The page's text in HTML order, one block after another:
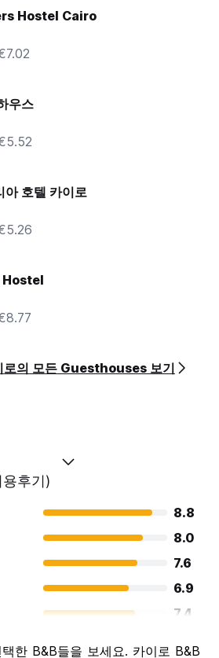
Hostel Cairo
우스
아 호텔 카이로
로의 모든 Guesthouses 보기
후기)
8.8
8.0
7.6
6.9
7.4
한 B&B들을 보세요. 카이로 B&B